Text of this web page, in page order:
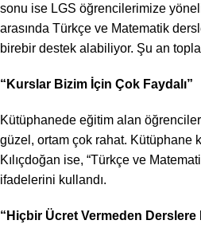
sonu ise LGS öğrencilerimize
arasında Türkçe ve Matematik
birebir destek alabiliyor. Şu an
“Kurslar Bizim İçin Çok Faydalı”
Kütüphanede eğitim alan
güzel, ortam çok rahat. Kütüphane
Kılıçdoğan ise, “Türkçe ve
ifadelerini kullandı.
“Hiçbir Ücret Vermeden Derslere